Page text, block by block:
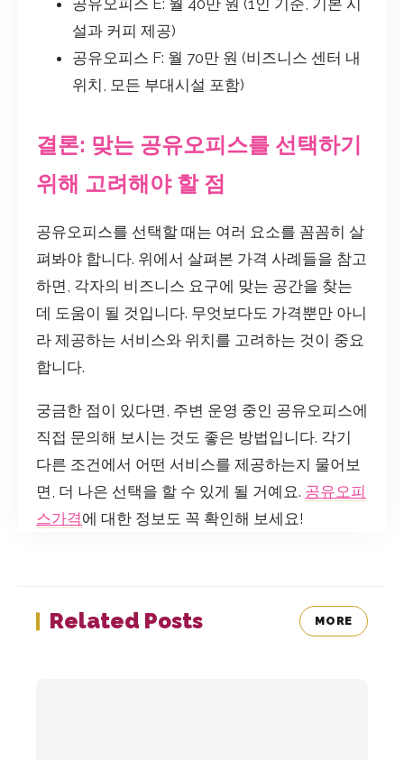
설과 커피 제공)
공유오피스 F: 월 70만 원 (비즈니스 센터 내
위치, 모든 부대시설 포함)
결론: 맞는 공유오피스를 선택하기
위해 고려해야 할 점
공유오피스를 선택할 때는 여러 요소를 꼼꼼히 살
펴봐야 합니다. 위에서 살펴본 가격 사례들을 참고
하면, 각자의 비즈니스 요구에 맞는 공간을 찾는
데 도움이 될 것입니다. 무엇보다도 가격뿐만 아니
라 제공하는 서비스와 위치를 고려하는 것이 중요
합니다.
궁금한 점이 있다면, 주변 운영 중인 공유오피스에
직접 문의해 보시는 것도 좋은 방법입니다. 각기
다른 조건에서 어떤 서비스를 제공하는지 물어보
면, 더 나은 선택을 할 수 있게 될 거예요. 공유오피
스가격에 대한 정보도 꼭 확인해 보세요!
Related Posts MORE